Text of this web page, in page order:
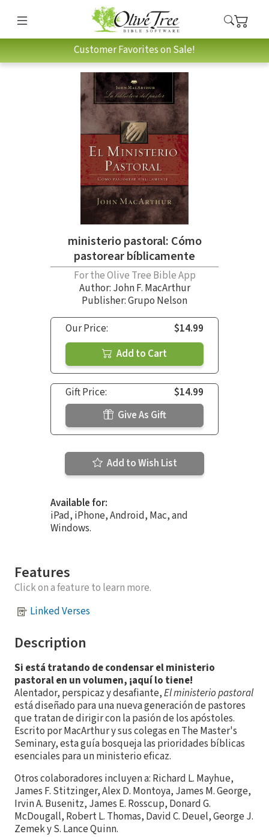
Customer Favorites on Sale!
ministerio pastoral: Cómo
pastorear bíblicamente
For the Olive Tree Bible App
Author: John F. MacArthur
Publisher: Grupo Nelson
Our Price:
$14.99
Add to Cart
Gift Price:
$14.99
Give As Gift
Add to Wish List
Available for:
iPad, iPhone, Android, Mac, and
Windows.
Features
Click on a feature to learn more.
Linked Verses
Description
Si está tratando de condensar el ministerio
pastoral en un volumen, ¡aquí lo tiene!
Alentador, perspicaz y desafiante,El ministerio pastoral
está diseñado para una nueva generación de pastores
que tratan de dirigir con la pasión de los apóstoles.
Escrito por MacArthur y sus colegas en The Master's
Seminary, esta guía bosqueja las prioridades bíblicas
esenciales para un ministerio eficaz.
Otros colaboradores incluyen a: Richard L. Mayhue,
James F. Stitzinger, Alex D. Montoya, James M. George,
Irvin A. Busenitz, James E. Rosscup, Donard G.
McDougall, Robert L. Thomas, David C. Deuel, George J.
Zemek y S. Lance Quinn.